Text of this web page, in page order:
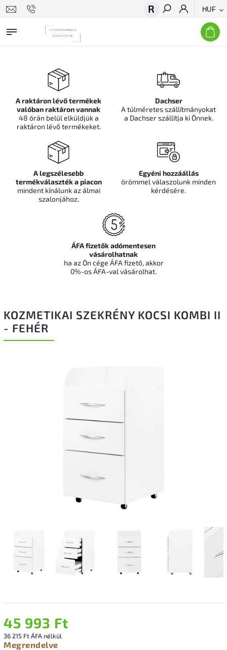
HUF
Keresés
KOZMETIKAI SZEKRÉNY KOCSI KOMBI II
- FEHÉR
45 993 Ft
36 215 Ft ÁFA nélkül
Megrendelve
A raktáron lévő termékek
valóban raktáron vannak
48 órán belül elküldjük a
raktáron lévő termékeket.
Dachser
A túlméretes szállítmányokat
a Dachser szállítja ki Önnek.
A legszélesebb
termékválaszték a piacon
mindent kínálunk az álmai
szalonjához.
Egyéni hozzáállás
örömmel válaszolunk minden
kérdésére.
ÁFA fizetők adómentesen
vásárolhatnak
ha az Ön cége ÁFA fizető, akkor
0%-os ÁFA-val vásárolhat.